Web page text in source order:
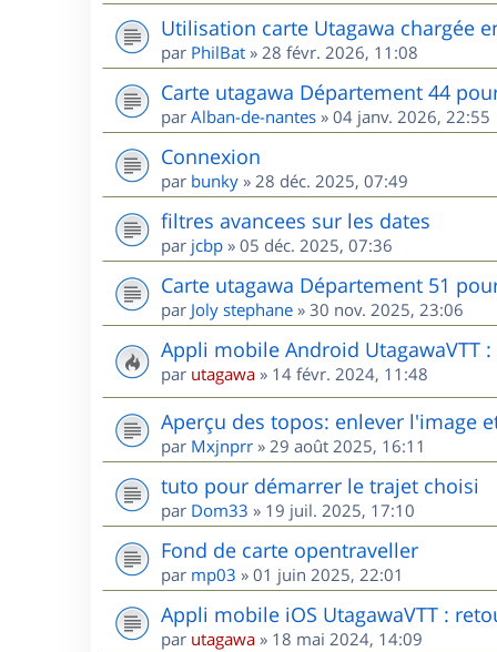
Utilisation carte Utagawa chargée
par PhilBat » 28 févr. 2026, 11:08
Carte utagawa Département 44
par Alban-de-nantes » 04 janv. 2026, 22:55
Connexion
par bunky » 28 déc. 2025, 07:49
filtres avancees sur les dates
par jcbp » 05 déc. 2025, 07:36
Carte utagawa Département 51
par Joly stephane » 30 nov. 2025, 23:06
Appli mobile Android UtagawaVTT
par utagawa » 14 févr. 2024, 11:48
Aperçu des topos: enlever l'image
par Mxjnprr » 29 août 2025, 16:11
tuto pour démarrer le trajet choisi
par Dom33 » 19 juil. 2025, 17:10
Fond de carte opentraveller
par mp03 » 01 juin 2025, 22:01
Appli mobile iOS UtagawaVTT :
par utagawa » 18 mai 2024, 14:09